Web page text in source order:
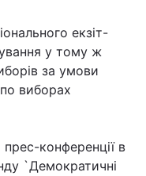
екзіт-
у тому ж
за умови
виборах
конференції в
`Демократичні